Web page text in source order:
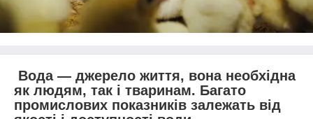
Вода — джерело життя, вона необхідна
як людям, так і тваринам. Багато
промислових показників залежать від